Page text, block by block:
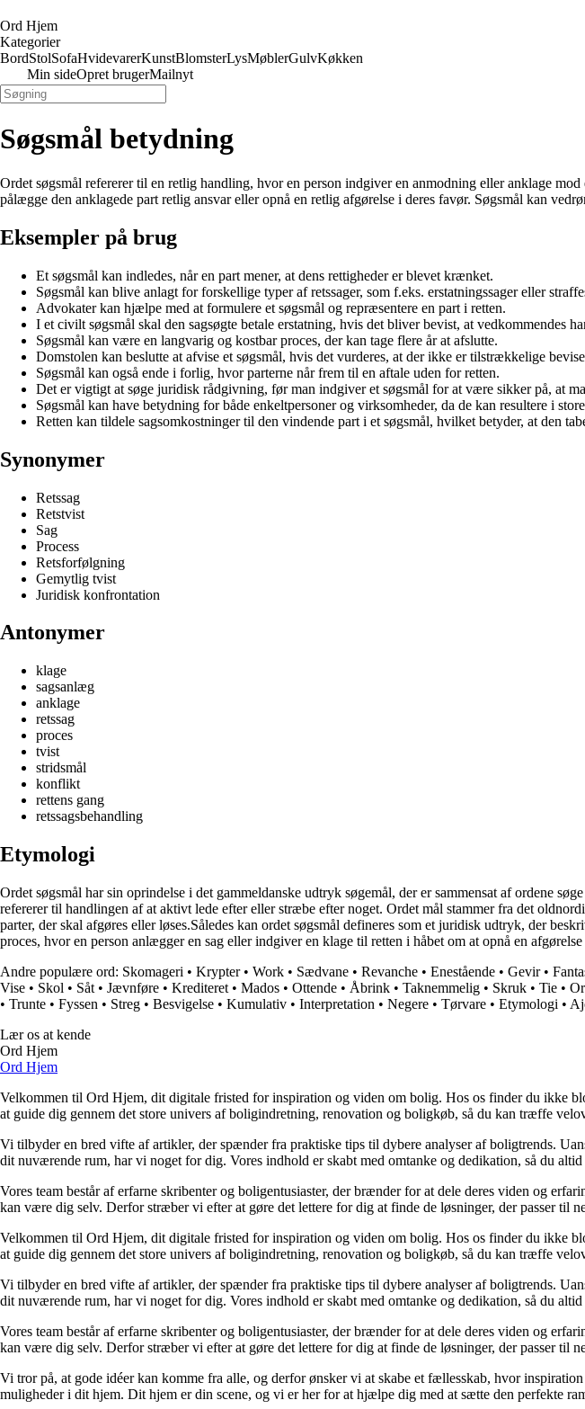
Ord Hjem
Kategorier
BordStolSofaHvidevarerKunstBlomsterLysMøblerGulvKøkken
Min sideOpret brugerMailnyt
Søgsmål betydning
Ordet søgsmål refererer til en retlig handling, hvor en person indgiver en anmodning eller anklage
pålægge den anklagede part retlig ansvar eller opnå en retlig afgørelse i deres favør. Søgsmål kan
Eksempler på brug
Et søgsmål kan indledes, når en part mener, at dens rettigheder er blevet krænket.
Søgsmål kan blive anlagt for forskellige typer af retssager, som f.eks. erstatningssager eller
Advokater kan hjælpe med at formulere et søgsmål og repræsentere en part i retten.
I et civilt søgsmål skal den sagsøgte betale erstatning, hvis det bliver bevist, at vedkommendes
Søgsmål kan være en langvarig og kostbar proces, der kan tage flere år at afslutte.
Domstolen kan beslutte at afvise et søgsmål, hvis det vurderes, at der ikke er tilstrækkelige
Søgsmål kan også ende i forlig, hvor parterne når frem til en aftale uden for retten.
Det er vigtigt at søge juridisk rådgivning, før man indgiver et søgsmål for at være sikker på, at
Søgsmål kan have betydning for både enkeltpersoner og virksomheder, da de kan resultere i
Retten kan tildele sagsomkostninger til den vindende part i et søgsmål, hvilket betyder, at den
Synonymer
Retssag
Retstvist
Sag
Process
Retsforfølgning
Gemytlig tvist
Juridisk konfrontation
Antonymer
klage
sagsanlæg
anklage
retssag
proces
tvist
stridsmål
konflikt
rettens gang
retssagsbehandling
Etymologi
Ordet søgsmål har sin oprindelse i det gammeldanske udtryk søgemål, der er sammensat af ordene
refererer til handlingen af at aktivt lede efter eller stræbe efter noget. Ordet mål stammer fra det
parter, der skal afgøres eller løses.Således kan ordet søgsmål defineres som et juridisk udtryk, der
proces, hvor en person anlægger en sag eller indgiver en klage til retten i håbet om at opnå en
Andre populære ord: Skomageri • Krypter• Work • Sædvane • Revanche • Enestående • Gevir•
Vise • Skol • Såt • Jævnføre • Krediteret • Mados • Ottende • Åbrink • Taknemmelig • Skruk • Tie •
• Trunte • Fyssen • Streg • Besvigelse • Kumulativ • Interpretation • Negere • Tørvare • Etymologi •
Lær os at kende
Ord Hjem
Ord Hjem
Velkommen til Ord Hjem, dit digitale fristed for inspiration og viden om bolig. Hos os finder du ikke
at guide dig gennem det store univers af boligindretning, renovation og boligkøb, så du kan træffe
Vi tilbyder en bred vifte af artikler, der spænder fra praktiske tips til dybere analyser af boligtrends.
dit nuværende rum, har vi noget for dig. Vores indhold er skabt med omtanke og dedikation, så du
Vores team består af erfarne skribenter og boligentusiaster, der brænder for at dele deres viden og
kan være dig selv. Derfor stræber vi efter at gøre det lettere for dig at finde de løsninger, der passer til
Velkommen til Ord Hjem, dit digitale fristed for inspiration og viden om bolig. Hos os finder du ikke
at guide dig gennem det store univers af boligindretning, renovation og boligkøb, så du kan træffe
Vi tilbyder en bred vifte af artikler, der spænder fra praktiske tips til dybere analyser af boligtrends.
dit nuværende rum, har vi noget for dig. Vores indhold er skabt med omtanke og dedikation, så du
Vores team består af erfarne skribenter og boligentusiaster, der brænder for at dele deres viden og
kan være dig selv. Derfor stræber vi efter at gøre det lettere for dig at finde de løsninger, der passer til
Vi tror på, at gode idéer kan komme fra alle, og derfor ønsker vi at skabe et fællesskab, hvor
muligheder i dit hjem. Dit hjem er din scene, og vi er her for at hjælpe dig med at sætte den perfekte